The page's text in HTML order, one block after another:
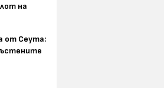
на
от Сеута: